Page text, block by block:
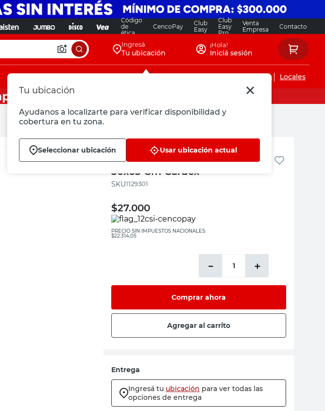
Código
de
ética
CencoPay
Club
Easy
Club
Easy
Pro
Venta
Empresa
Contacto
Ingresá
Tu ubicación
Tu ubicación
Ayudanos a localizarte para verificar disponibilidad y
cobertura en tu zona.
Seleccionar ubicación Usar ubicación actual
¡Hola!
Iniciá sesión
Servicios de instalaciones Locales
Gardex
Cadena de Seguridad Gris
50x65 Cm Gardex
:1129301
$27.000
PRECIO SIN IMPUESTOS NACIONALES:
$22.314,05
＋
－
Comprar ahora
Agregar al carrito
Entrega
Ingresá tu ubicación para ver todas las
opciones de entrega